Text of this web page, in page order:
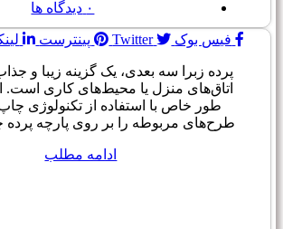
۰ دیدگاه ها
فیس بوک Twitter پینترست
پرده زبرا سه بعدی، یک گزینه زیبا و
اتاق‌های منزل یا محیط‌های کاری است.
طور خاص با استفاده از تکنولوژی
طرح‌های مربوطه را بر روی پارچه پرده
ادامه مطلب